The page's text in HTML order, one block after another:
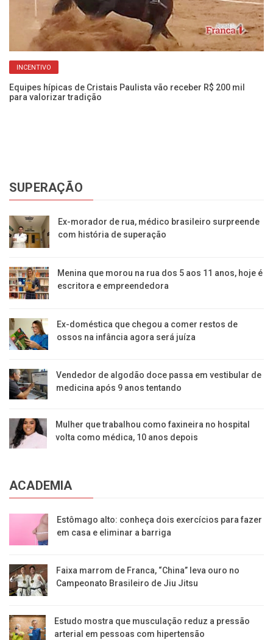
INCENTIVO
Equipes hípicas de Cristais Paulista vão receber R$ 200 mil
para valorizar tradição
SUPERAÇÃO
Ex-morador de rua, médico brasileiro surpreende
com história de superação
Menina que morou na rua dos 5 aos 11 anos, hoje é
escritora e empreendedora
Ex-doméstica que chegou a comer restos de
ossos na infância agora será juíza
Vendedor de algodão doce passa em vestibular de
medicina após 9 anos tentando
Mulher que trabalhou como faxineira no hospital
volta como médica, 10 anos depois
ACADEMIA
Estômago alto: conheça dois exercícios para fazer
em casa e eliminar a barriga
Faixa marrom de Franca, “China” leva ouro no
Campeonato Brasileiro de Jiu Jitsu
Estudo mostra que musculação reduz a pressão
arterial em pessoas com hipertensão